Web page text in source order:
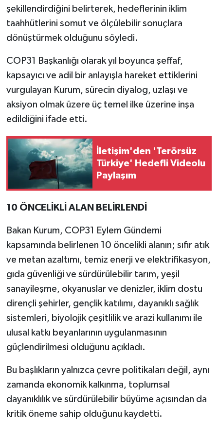
şekillendirdiğini belirterek, hedeflerinin iklim
taahhütlerini somut ve ölçülebilir sonuçlara
dönüştürmek olduğunu söyledi.
COP31 Başkanlığı olarak yıl boyunca şeffaf,
kapsayıcı ve adil bir anlayışla hareket ettiklerini
vurgulayan Kurum, sürecin diyalog, uzlaşı ve
aksiyon olmak üzere üç temel ilke üzerine inşa
edildiğini ifade etti.
İletişim'den 'Terörsüz
Türkiye' Hedefli Videolu
Paylaşım
10 ÖNCELİKLİ ALAN BELİRLENDİ
Bakan Kurum, COP31 Eylem Gündemi
kapsamında belirlenen 10 öncelikli alanın; sıfır atık
ve metan azaltımı, temiz enerji ve elektrifikasyon,
gıda güvenliği ve sürdürülebilir tarım, yeşil
sanayileşme, okyanuslar ve denizler, iklim dostu
dirençli şehirler, gençlik katılımı, dayanıklı sağlık
sistemleri, biyolojik çeşitlilik ve arazi kullanımı ile
ulusal katkı beyanlarının uygulanmasının
güçlendirilmesi olduğunu açıkladı.
Bu başlıkların yalnızca çevre politikaları değil, aynı
zamanda ekonomik kalkınma, toplumsal
dayanıklılık ve sürdürülebilir büyüme açısından da
kritik öneme sahip olduğunu kaydetti.